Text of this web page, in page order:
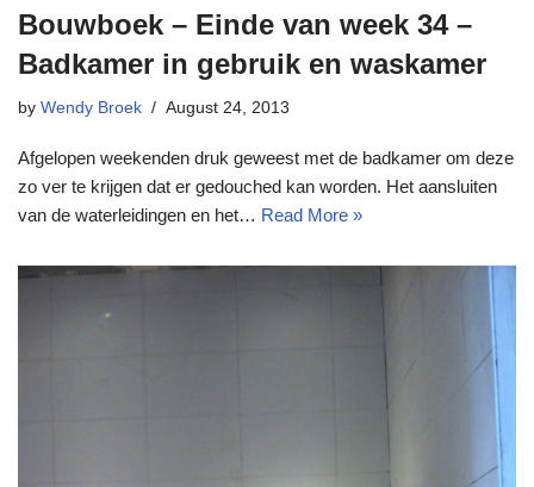
Bouwboek – Einde van week 34 –
Badkamer in gebruik en waskamer
by Wendy Broek August 24, 2013
Afgelopen weekenden druk geweest met de badkamer om deze
zo ver te krijgen dat er gedouched kan worden. Het aansluiten
van de waterleidingen en het… Read More »